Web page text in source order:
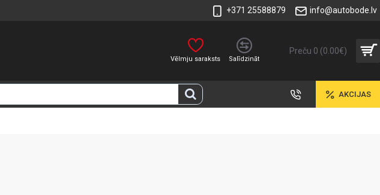
+371 25588879 info@autobode.lv
Vēlmju saraksts Salīdzināt
Preču 0 (0.00€)
AKCIJAS